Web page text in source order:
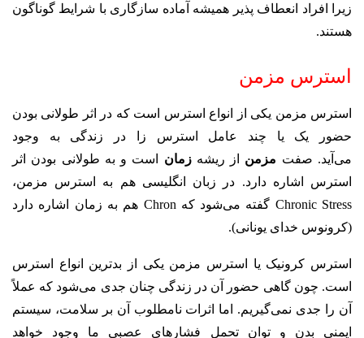
زیرا افراد انعطاف پذیر همیشه آماده سازگاری با شرایط گوناگون
هستند.
استرس مزمن
استرس مزمن یکی از انواع استرس است که در اثر طولانی بودن
حضور یک یا چند عامل استرس زا در زندگی به وجود
می‌آید. صفت مزمن از ریشهزمان
است و به طولانی بودن اثر
استرس اشاره دارد. در زبان انگلیسی هم به استرس مزمن،
Chronic Stress گفته می‌شود که Chron هم به زمان اشاره دارد
(کرونوس خدای یونانی).
استرس کرونیک یا استرس مزمن یکی از بدترین انواع استرس
است. چون گاهی حضور آن در زندگی چنان جدی می‌شود که عملاً
آن را جدی نمی‌گیریم. اما اثرات نامطلوب آن بر سلامت، سیستم
ایمنی بدن و توان تحمل فشارهای عصبی ما وجود خواهد